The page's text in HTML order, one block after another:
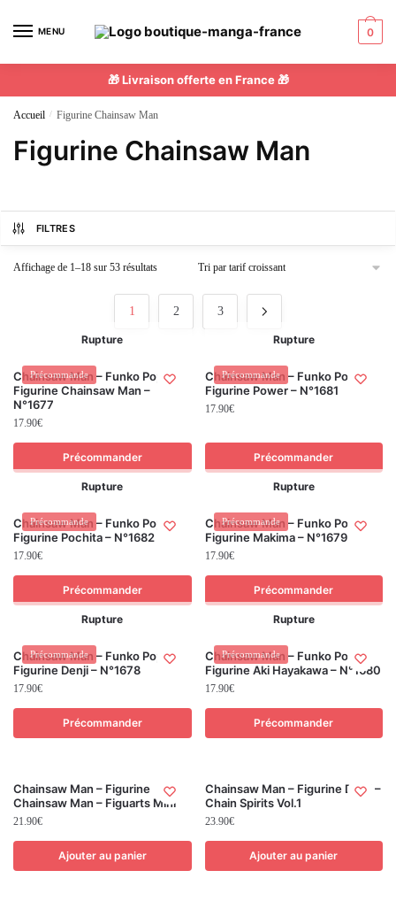
MENU 0
🎁 Livraison offerte en France 🎁
Accueil / Figurine Chainsaw Man
Figurine Chainsaw Man
FILTRES
Affichage de 1–18 sur 53 résultats
1 2 3
Précommande
Rupture
Chainsaw Man – Funko Pop! –
Figurine Chainsaw Man –
N°1677
17.90€
Précommander
Précommande
Rupture
Chainsaw Man – Funko Pop! –
Figurine Power – N°1681
17.90€
Précommander
Précommande
Rupture
Chainsaw Man – Funko Pop! –
Figurine Pochita – N°1682
17.90€
Précommander
Précommande
Rupture
Chainsaw Man – Funko Pop! –
Figurine Makima – N°1679
17.90€
Précommander
Précommande
Rupture
Chainsaw Man – Funko Pop! –
Figurine Denji – N°1678
17.90€
Précommander
Précommande
Rupture
Chainsaw Man – Funko Pop! –
Figurine Aki Hayakawa – N°1680
17.90€
Précommander
Chainsaw Man – Figurine
Chainsaw Man – Figuarts Mini
21.90€
Ajouter au panier
Chainsaw Man – Figurine Denji –
Chain Spirits Vol.1
23.90€
Ajouter au panier